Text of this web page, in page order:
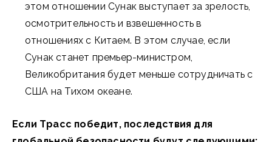
этом отношении Сунак выступает за зрелость,
осмотрительность и взвешенность в
отношениях с Китаем. В этом случае, если
Сунак станет премьер-министром,
Великобритания будет меньше сотрудничать с
США на Тихом океане.
Если Tрасс победит, последствия для